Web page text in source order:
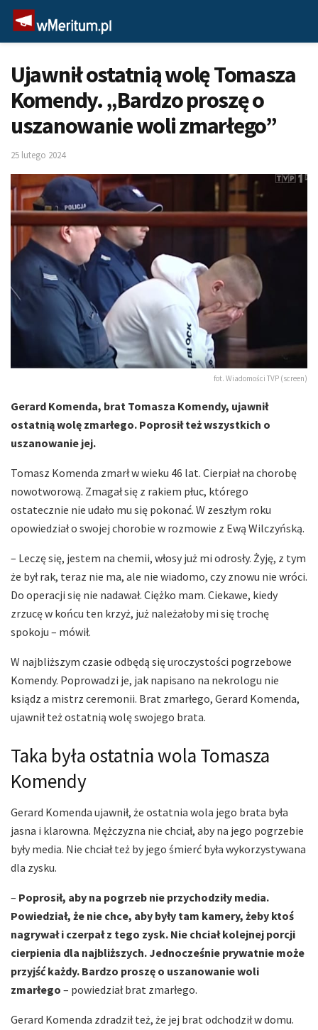
Ujawnił ostatnią wolę Tomasza
Komendy. „Bardzo proszę o
uszanowanie woli zmarłego”
25 lutego 2024
fot. Wiadomości TVP (screen)
Gerard Komenda, brat Tomasza Komendy, ujawnił
ostatnią wolę zmarłego. Poprosił też wszystkich o
uszanowanie jej.
Tomasz Komenda zmarł w wieku 46 lat. Cierpiał na chorobę
nowotworową. Zmagał się z rakiem płuc, którego
ostatecznie nie udało mu się pokonać. W zeszłym roku
opowiedział o swojej chorobie w rozmowie z Ewą Wilczyńską.
– Leczę się, jestem na chemii, włosy już mi odrosły. Żyję, z tym
że był rak, teraz nie ma, ale nie wiadomo, czy znowu nie wróci.
Do operacji się nie nadawał. Ciężko mam. Ciekawe, kiedy
zrzucę w końcu ten krzyż, już należałoby mi się trochę
spokoju – mówił.
W najbliższym czasie odbędą się uroczystości pogrzebowe
Komendy. Poprowadzi je, jak napisano na nekrologu nie
ksiądz a mistrz ceremonii. Brat zmarłego, Gerard Komenda,
ujawnił też ostatnią wolę swojego brata.
Taka była ostatnia wola Tomasza
Komendy
Gerard Komenda ujawnił, że ostatnia wola jego brata była
jasna i klarowna. Mężczyzna nie chciał, aby na jego pogrzebie
były media. Nie chciał też by jego śmierć była wykorzystywana
dla zysku.
– Poprosił, aby na pogrzeb nie przychodziły media.
Powiedział, że nie chce, aby były tam kamery, żeby ktoś
nagrywał i czerpał z tego zysk. Nie chciał kolejnej porcji
cierpienia dla najbliższych. Jednocześnie prywatnie może
przyjść każdy. Bardzo proszę o uszanowanie woli
zmarłego – powiedział brat zmarłego.
Gerard Komenda zdradził też, że jej brat odchodził w domu.